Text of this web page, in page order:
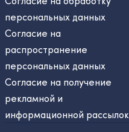
персональных данных
Согласие на
распространение
персональных данных
Согласие на получение
рекламной и
информационной рассылок